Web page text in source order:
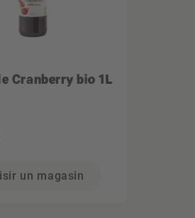
Cranberry bio 1L
un magasin